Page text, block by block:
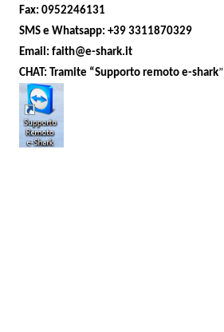
Fax: 0952246131
SMS e Whatsapp: +39 3311870329
Email: faith@e-shark.it
CHAT: Tramite “Supporto remoto e-shark”